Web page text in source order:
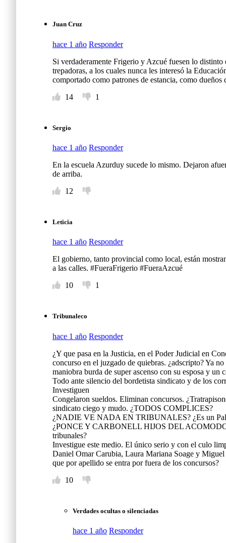
Juan Cruz
hace 1 año Responder
Si verdaderamente Frigerio y Azcué fuesen lo
trepadoras, a los cuales nunca les interesó la
comportado como patrones de estancia, como
14
1
Sergio
hace 1 año Responder
En la escuela Azurduy sucede lo mismo. Dejaron
de arriba.
12
Leticia
hace 1 año Responder
El gobierno, tanto provincial como local, están
a las calles. #FueraFrigerio #FueraAzcué
10
1
Tribunaleco
hace 1 año Responder
¿Y que pasa en la Justicia, en el Poder Judicial en
concurso en el juzgado de quiebras. ¿adscripto? Ya
maniobra burda de super ascenso con su esposa y
Todo ante silencio del bordetista sindicato y de los
Investiguen
Congelaron sueldos. Eliminan concursos.
sindicato ciego y mudo. ¿TODOS COMPLICES?
¿NADIE VE NADA EN TRIBUNALES? ¿Es un
¿PONCE Y CARBONELL HIJOS DEL
tribunales?
Investigue este medio. El único serio y con el culo
Daniel Omar Carubia, Laura Mariana Soage y
que por apellido se entra por fuera de los concursos?
10
Verdades ocultas o silenciadas
hace 1 año Responder